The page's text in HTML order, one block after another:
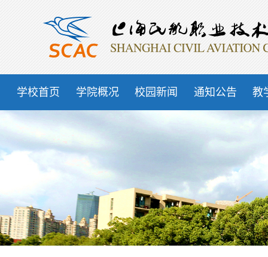
学校首页 学院概况 校园新闻 通知公告 教